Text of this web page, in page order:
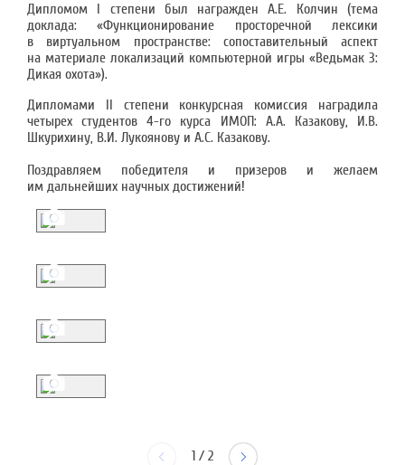
Дипломом I степени был награжден А.Е. Колчин (тема
доклада: «Функционирование просторечной лексики
в виртуальном пространстве: сопоставительный аспект
на материале локализаций компьютерной игры «Ведьмак 3:
Дикая охота»).
Дипломами II степени конкурсная комиссия наградила
четырех студентов 4-го курса ИМОП: А.А. Казакову, И.В.
Шкурихину, В.И. Лукоянову и А.С. Казакову.
Поздравляем победителя и призеров и желаем
им дальнейших научных достижений!
1 / 2